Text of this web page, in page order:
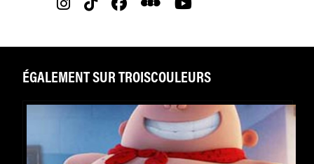
ÉGALEMENT SUR TROISCOULEURS